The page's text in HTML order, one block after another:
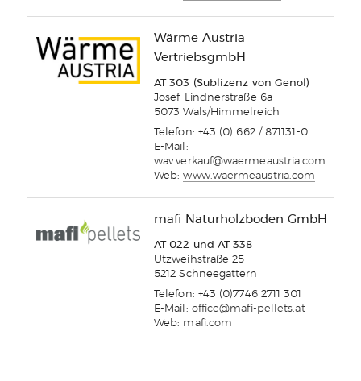
Wärme Austria
VertriebsgmbH
AT 303 (Sublizenz von Genol)
Josef-Lindnerstraße 6a
5073 Wals/Himmelreich
Telefon: +43 (0) 662 / 871131-0
E-Mail:
wav.verkauf@waermeaustria.com
Web:www.waermeaustria.com
mafi Naturholzboden GmbH
AT 022 und AT 338
Utzweihstraße 25
5212 Schneegattern
Telefon: +43 (0)7746 2711 301
E-Mail: office@mafi-pellets.at
Web: mafi.com